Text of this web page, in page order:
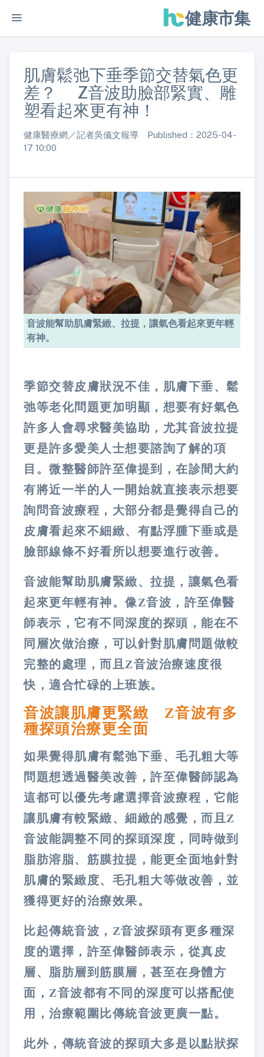
健康市集
肌膚鬆弛下垂季節交替氣色更
差？ Z音波助臉部緊實、雕
塑看起來更有神！
健康醫療網／記者吳儀文報導 Published：2025-04-
17 10:00
音波能幫助肌膚緊緻、拉提，讓氣色看起來更年輕
有神。
季節交替皮膚狀況不佳，肌膚下垂、鬆
弛等老化問題更加明顯，想要有好氣色
許多人會尋求醫美協助，尤其音波拉提
更是許多愛美人士想要諮詢了解的項
目。微整醫師許至偉提到，在診間大約
有將近一半的人一開始就直接表示想要
詢問音波療程，大部分都是覺得自己的
皮膚看起來不細緻、有點浮腫下垂或是
臉部線條不好看所以想要進行改善。
音波能幫助肌膚緊緻、拉提，讓氣色看
起來更年輕有神。像Z音波，許至偉醫
師表示，它有不同深度的探頭，能在不
同層次做治療，可以針對肌膚問題做較
完整的處理，而且Z音波治療速度很
快，適合忙碌的上班族。
音波讓肌膚更緊緻 Z音波有多
種探頭治療更全面
如果覺得肌膚有鬆弛下垂、毛孔粗大等
問題想透過醫美改善，許至偉醫師認為
這都可以優先考慮選擇音波療程，它能
讓肌膚有較緊緻、細緻的感覺，而且Z
音波能調整不同的探頭深度，同時做到
脂肪溶脂、筋膜拉提，能更全面地針對
肌膚的緊緻度、毛孔粗大等做改善，並
獲得更好的治療效果。
比起傳統音波，Z音波探頭有更多種深
度的選擇，許至偉醫師表示，從真皮
層、脂肪層到筋膜層，甚至在身體方
面，Z音波都有不同的深度可以搭配使
用，治療範圍比傳統音波更廣一點。
此外，傳統音波的探頭大多是以點狀探